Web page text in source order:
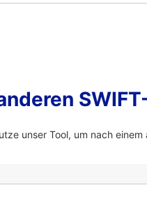
unser Tool, um nach